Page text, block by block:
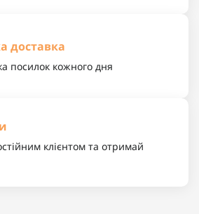
доставка
посилок кожного дня
клієнтом та отримай